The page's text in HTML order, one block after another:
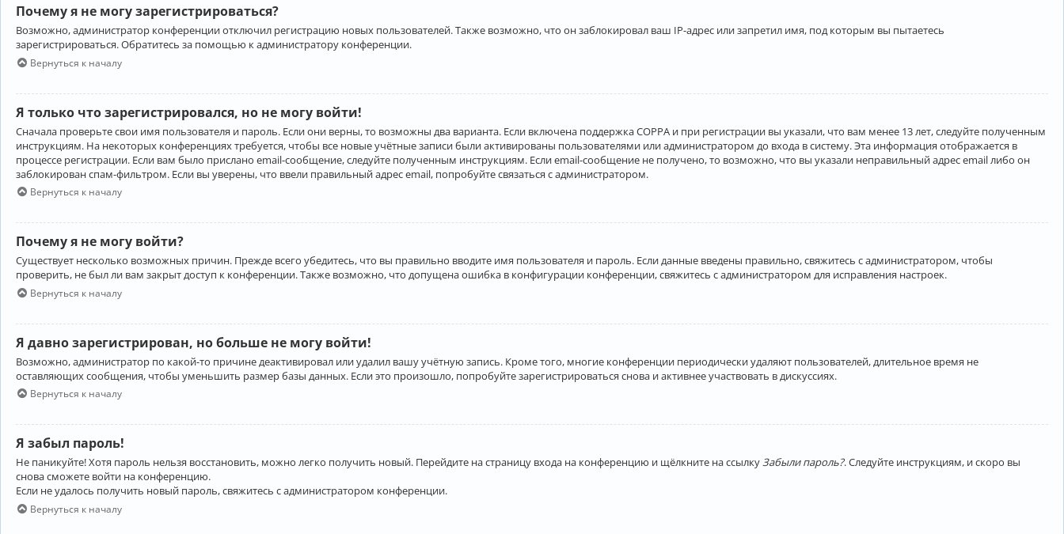
Почему я не могу зарегистрироваться?
Возможно, администратор конференции отключил регистрацию новых пользователей. Также возможно, что он заблокировал ваш IP-адрес или запретил имя, под которым вы пытаетесь
зарегистрироваться. Обратитесь за помощью к администратору конференции.
Вернуться к началу
Я только что зарегистрировался, но не могу войти!
Сначала проверьте свои имя пользователя и пароль. Если они верны, то возможны два варианта. Если включена поддержка COPPA и при регистрации вы указали, что вам менее 13 лет, следуйте полученным
инструкциям. На некоторых конференциях требуется, чтобы все новые учётные записи были активированы пользователями или администратором до входа в систему. Эта информация отображается в
процессе регистрации. Если вам было прислано email-сообщение, следуйте полученным инструкциям. Если email-сообщение не получено, то возможно, что вы указали неправильный адрес email либо он
заблокирован спам-фильтром. Если вы уверены, что ввели правильный адрес email, попробуйте связаться с администратором.
Вернуться к началу
Почему я не могу войти?
Существует несколько возможных причин. Прежде всего убедитесь, что вы правильно вводите имя пользователя и пароль. Если данные введены правильно, свяжитесь с администратором, чтобы
проверить, не был ли вам закрыт доступ к конференции. Также возможно, что допущена ошибка в конфигурации конференции, свяжитесь с администратором для исправления настроек.
Вернуться к началу
Я давно зарегистрирован, но больше не могу войти!
Возможно, администратор по какой-то причине деактивировал или удалил вашу учётную запись. Кроме того, многие конференции периодически удаляют пользователей, длительное время не
оставляющих сообщения, чтобы уменьшить размер базы данных. Если это произошло, попробуйте зарегистрироваться снова и активнее участвовать в дискуссиях.
Вернуться к началу
Я забыл пароль!
Не паникуйте! Хотя пароль нельзя восстановить, можно легко получить новый. Перейдите на страницу входа на конференцию и щёлкните на ссылкуЗабыли пароль?. Следуйте инструкциям, и скоро вы
снова сможете войти на конференцию.
Если не удалось получить новый пароль, свяжитесь с администратором конференции.
Вернуться к началу